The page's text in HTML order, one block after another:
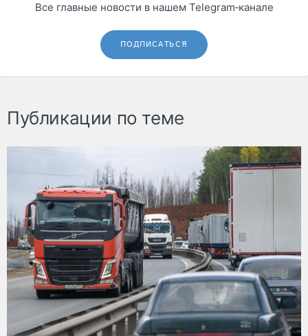
Все главные новости в нашем Telegram‑канале
ПОДПИСАТЬСЯ
Публикации по теме